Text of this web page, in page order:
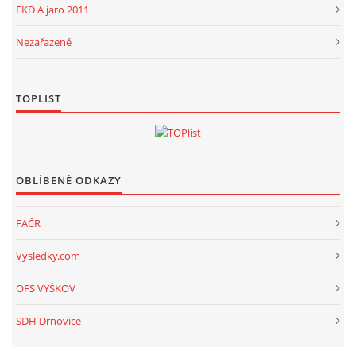
FKD A jaro 2011
Nezařazené
TOPLIST
OBLÍBENÉ ODKAZY
FAČR
Vysledky.com
OFS VYŠKOV
SDH Drnovice